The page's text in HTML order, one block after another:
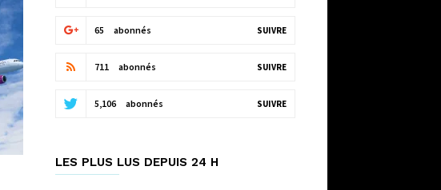
65 abonnés SUIVRE
711 abonnés SUIVRE
5,106 abonnés SUIVRE
LES PLUS LUS DEPUIS 24 H